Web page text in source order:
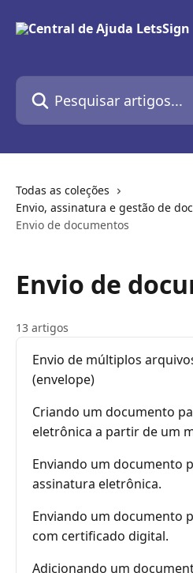
Pesquisar artigos...
Todas as coleções
Envio, assinatura e gestão de
Envio de documentos
Envio de
13 artigos
Envio de múltiplos
(envelope)
Criando um documento
eletrônica a partir de um
Enviando um documento
assinatura eletrônica.
Enviando um documento
com certificado digital.
Adicionando um